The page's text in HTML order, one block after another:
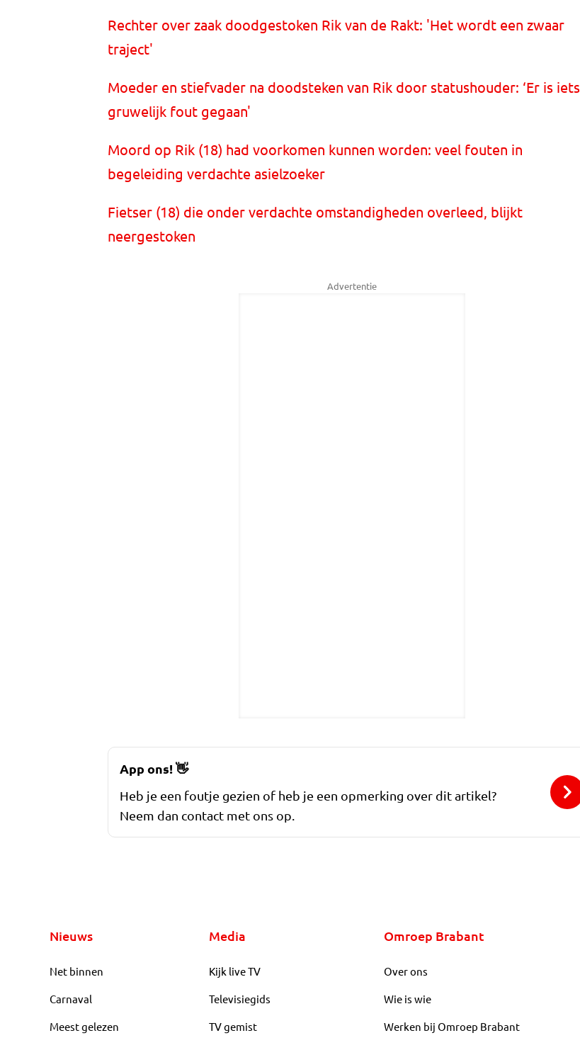
Rechter over zaak doodgestoken Rik van de Rakt: 'Het wordt een zwaar
traject'
Moeder en stiefvader na doodsteken van Rik door statushouder: ‘Er is iets
gruwelijk fout gegaan'
Moord op Rik (18) had voorkomen kunnen worden: veel fouten in
begeleiding verdachte asielzoeker
Fietser (18) die onder verdachte omstandigheden overleed, blijkt
neergestoken
Advertentie
App ons!👋
Heb je een foutje gezien of heb je een opmerking over dit artikel?
Neem dan contact met ons op.
Nieuws
Net binnen
Carnaval
Meest gelezen
Media
Kijk live TV
Televisiegids
TV gemist
Omroep Brabant
Over ons
Wie is wie
Werken bij Omroep Brabant